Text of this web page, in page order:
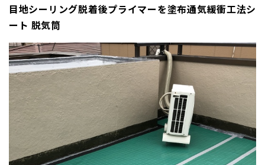
目地シーリング脱着後プライマーを塗布通気緩衝工法シ
ート 脱気筒